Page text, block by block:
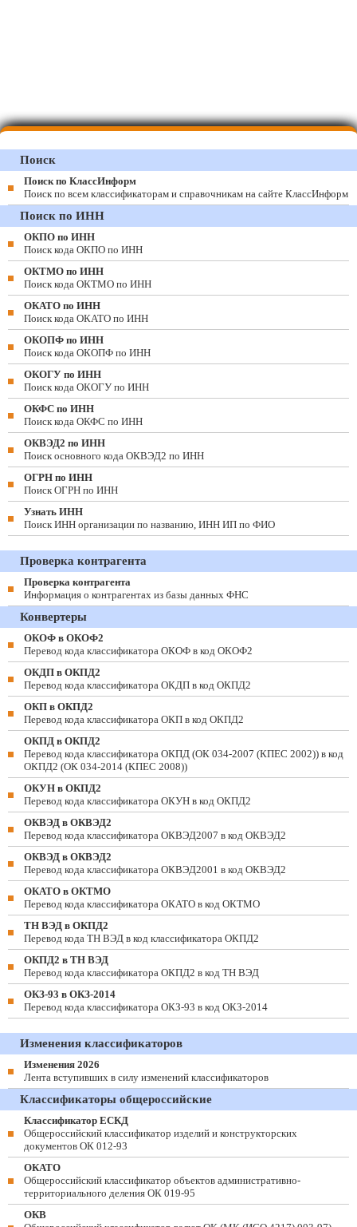
Поиск
Поиск по КлассИнформ
Поиск по всем классификаторам и справочникам на сайте КлассИнформ
Поиск по ИНН
ОКПО по ИНН
Поиск кода ОКПО по ИНН
ОКТМО по ИНН
Поиск кода ОКТМО по ИНН
ОКАТО по ИНН
Поиск кода ОКАТО по ИНН
ОКОПФ по ИНН
Поиск кода ОКОПФ по ИНН
ОКОГУ по ИНН
Поиск кода ОКОГУ по ИНН
ОКФС по ИНН
Поиск кода ОКФС по ИНН
ОКВЭД2 по ИНН
Поиск основного кода ОКВЭД2 по ИНН
ОГРН по ИНН
Поиск ОГРН по ИНН
Узнать ИНН
Поиск ИНН организации по названию, ИНН ИП по ФИО
Проверка контрагента
Проверка контрагента
Информация о контрагентах из базы данных ФНС
Конвертеры
ОКОФ в ОКОФ2
Перевод кода классификатора ОКОФ в код ОКОФ2
ОКДП в ОКПД2
Перевод кода классификатора ОКДП в код ОКПД2
ОКП в ОКПД2
Перевод кода классификатора ОКП в код ОКПД2
ОКПД в ОКПД2
Перевод кода классификатора ОКПД (ОК 034-2007 (КПЕС 2002)) в код
ОКПД2 (ОК 034-2014 (КПЕС 2008))
ОКУН в ОКПД2
Перевод кода классификатора ОКУН в код ОКПД2
ОКВЭД в ОКВЭД2
Перевод кода классификатора ОКВЭД2007 в код ОКВЭД2
ОКВЭД в ОКВЭД2
Перевод кода классификатора ОКВЭД2001 в код ОКВЭД2
ОКАТО в ОКТМО
Перевод кода классификатора ОКАТО в код ОКТМО
ТН ВЭД в ОКПД2
Перевод кода ТН ВЭД в код классификатора ОКПД2
ОКПД2 в ТН ВЭД
Перевод кода классификатора ОКПД2 в код ТН ВЭД
ОКЗ-93 в ОКЗ-2014
Перевод кода классификатора ОКЗ-93 в код ОКЗ-2014
Изменения классификаторов
Изменения 2026
Лента вступивших в силу изменений классификаторов
Классификаторы общероссийские
Классификатор ЕСКД
Общероссийский классификатор изделий и конструкторских
документов ОК 012-93
ОКАТО
Общероссийский классификатор объектов административно-
территориального деления ОК 019-95
ОКВ